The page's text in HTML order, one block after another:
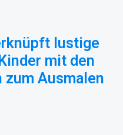
lustige
mit den
zum Ausmalen